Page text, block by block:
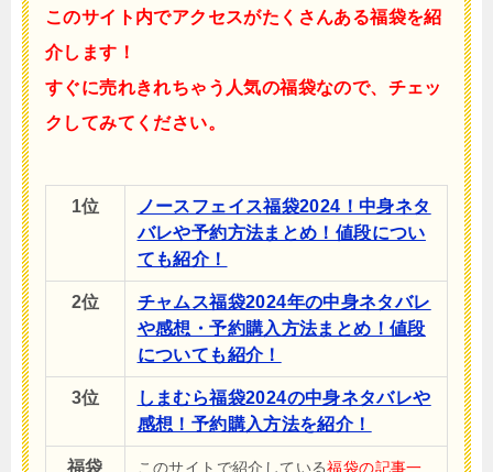
このサイト内でアクセスがたくさんある福袋を紹
介します！
すぐに売れきれちゃう人気の福袋なので、チェッ
クしてみてください。
1位
ノースフェイス福袋2024！中身ネタ
バレや予約方法まとめ！値段につい
ても紹介！
2位
チャムス福袋2024年の中身ネタバレ
や感想・予約購入方法まとめ！値段
についても紹介！
3位
しまむら福袋2024の中身ネタバレや
感想！予約購入方法を紹介！
福袋
このサイトで紹介している福袋の記事一